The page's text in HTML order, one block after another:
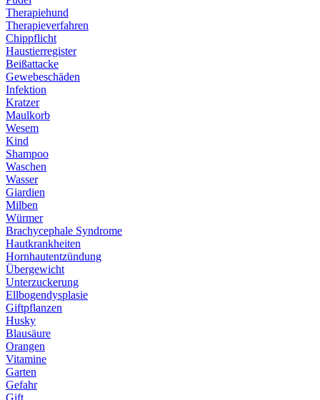
Therapiehund
Therapieverfahren
Chippflicht
Haustierregister
Beißattacke
Gewebeschäden
Infektion
Kratzer
Maulkorb
Wesem
Kind
Shampoo
Waschen
Wasser
Giardien
Milben
Würmer
Brachycephale Syndrome
Hautkrankheiten
Hornhautentzündung
Übergewicht
Unterzuckerung
Ellbogendysplasie
Giftpflanzen
Husky
Blausäure
Orangen
Vitamine
Garten
Gefahr
Gift